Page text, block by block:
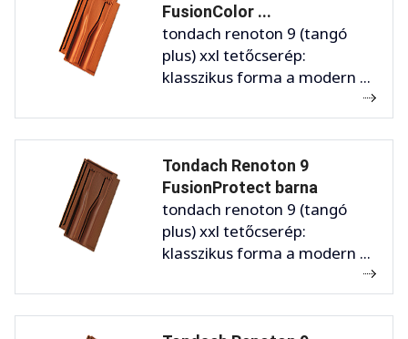
FusionColor ...
tondach renoton 9 (tangó
plus) xxl tetőcserép:
klasszikus forma a modern ...
Tondach Renoton 9
FusionProtect barna
tondach renoton 9 (tangó
plus) xxl tetőcserép:
klasszikus forma a modern ...